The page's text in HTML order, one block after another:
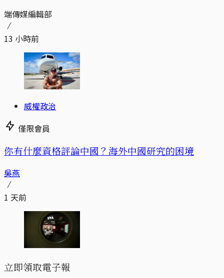
端傳媒編輯部
13 小時前
威權政治
僅限會員
你有什麼資格評論中國？海外中國研究的困境
吳燕
1 天前
立即領取電子報